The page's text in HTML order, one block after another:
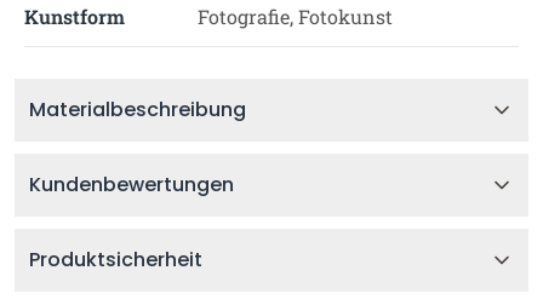
Kunstform Fotografie, Fotokunst
Materialbeschreibung
Kundenbewertungen
Produktsicherheit